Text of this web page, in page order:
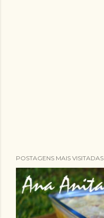
POSTAGENS MAIS VISITADAS